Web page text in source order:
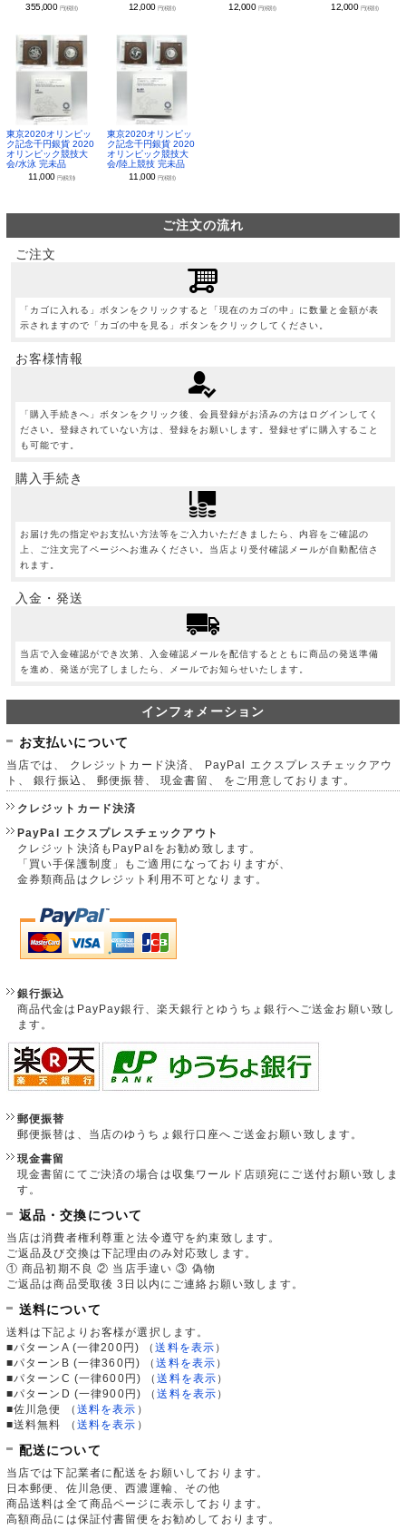
355,000 円(税別)
12,000 円(税別)
12,000 円(税別)
12,000 円(税別)
東京2020オリンピッ
ク記念千円銀貨 2020
オリンピック競技大
会/水泳 完未品
11,000円(税別)
東京2020オリンピッ
ク記念千円銀貨 2020
オリンピック競技大
会/陸上競技 完未品
11,000 円(税別)
ご注文の流れ
ご注文
「カゴに入れる」ボタンをクリックすると「現在のカゴの中」に数量と金額が表
示されますので「カゴの中を見る」ボタンをクリックしてください。
お客様情報
「購入手続きへ」ボタンをクリック後、会員登録がお済みの方はログインしてく
ださい。登録されていない方は、登録をお願いします。登録せずに購入すること
も可能です。
購入手続き
お届け先の指定やお支払い方法等をご入力いただきましたら、内容をご確認の
上、ご注文完了ページへお進みください。当店より受付確認メールが自動配信さ
れます。
入金・発送
当店で入金確認ができ次第、入金確認メールを配信するとともに商品の発送準備
を進め、発送が完了しましたら、メールでお知らせいたします。
インフォメーション
お支払いについて
当店では、 クレジットカード決済、 PayPal エクスプレスチェックアウ
ト、 銀行振込、 郵便振替、 現金書留、 をご用意しております。
クレジットカード決済
PayPal エクスプレスチェックアウト
クレジット決済もPayPalをお勧め致します。
「買い手保護制度」もご適用になっておりますが、
金券類商品はクレジット利用不可となります。
銀行振込
商品代金はPayPay銀行、楽天銀行とゆうちょ銀行へご送金お願い致し
ます。
郵便振替
郵便振替は、当店のゆうちょ銀行口座へご送金お願い致します。
現金書留
現金書留にてご決済の場合は収集ワールド店頭宛にご送付お願い致しま
す。
返品・交換について
当店は消費者権利尊重と法令遵守を約束致します。
ご返品及び交換は下記理由のみ対応致します。
① 商品初期不良 ② 当店手違い ③ 偽物
ご返品は商品受取後 3日以内にご連絡お願い致します。
送料について
送料は下記よりお客様が選択します。
■パターンA (一律200円)
（送料を表示 ）
■パターンB (一律360円)
（送料を表示 ）
■パターンC (一律600円)
（送料を表示 ）
■パターンD (一律900円)
（送料を表示 ）
■佐川急便
（ 送料を表示 ）
■送料無料
（ 送料を表示 ）
配送について
当店では下記業者に配送をお願いしております。
日本郵便、佐川急便、西濃運輸、その他
商品送料は全て商品ページに表示しております。
高額商品には保証付書留便をお勧めしております。